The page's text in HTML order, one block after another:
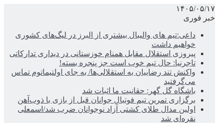
۱۴۰۵/۰۵/۱۷
خبر فوری
داعی:تیم های والیبال بیشتری از البرز در لیگ‌های کشوری
خواهیم داشت
پیروزی استقلال مقابل همنام خوزستانی در دیداری تدارکاتی
تاجرنیا: حال تیم خوب است جز پنجره بسته!
واکنش تند رضاییان به استقلالی‌ها/ به جای اولتیماتوم تماس
می‌گرفتید
باشگاه گل گهر: حقانیت ما اثبات شد
برگزاری تمرین تیم فوتبال جوانان قبل از بازی با ذوب‌آهن
اولین مدال طلای کشتی آزاد نوجوانان ضرب شد/اسمعلی
نقره‌ای شد